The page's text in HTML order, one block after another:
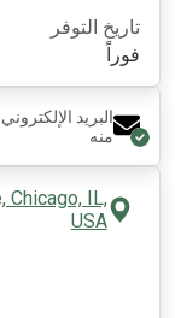
تاريخ التوفر
فوراً
البريد
منه
Chicago, IL,
USA